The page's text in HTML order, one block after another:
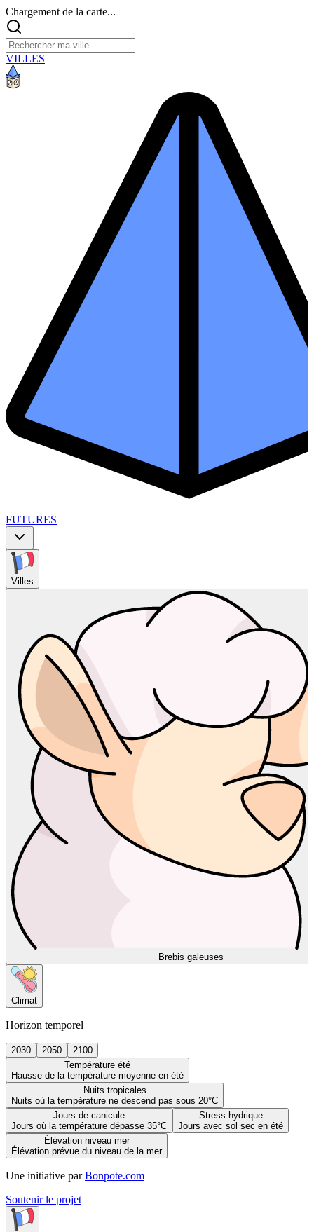
Chargement de la carte...
VILLES
FUTURES
Villes
Brebis galeuses
Climat
Horizon temporel
2030 2050
2100
Température été
Hausse de la température moyenne en été
Nuits tropicales
Nuits où la température ne descend pas sous 20°C
Jours de canicule
Jours où la température dépasse 35°C
Stress hydrique
Jours avec sol sec en été
Élévation niveau mer
Élévation prévue du niveau de la mer
Une initiative par Bonpote.com
Soutenir le projet